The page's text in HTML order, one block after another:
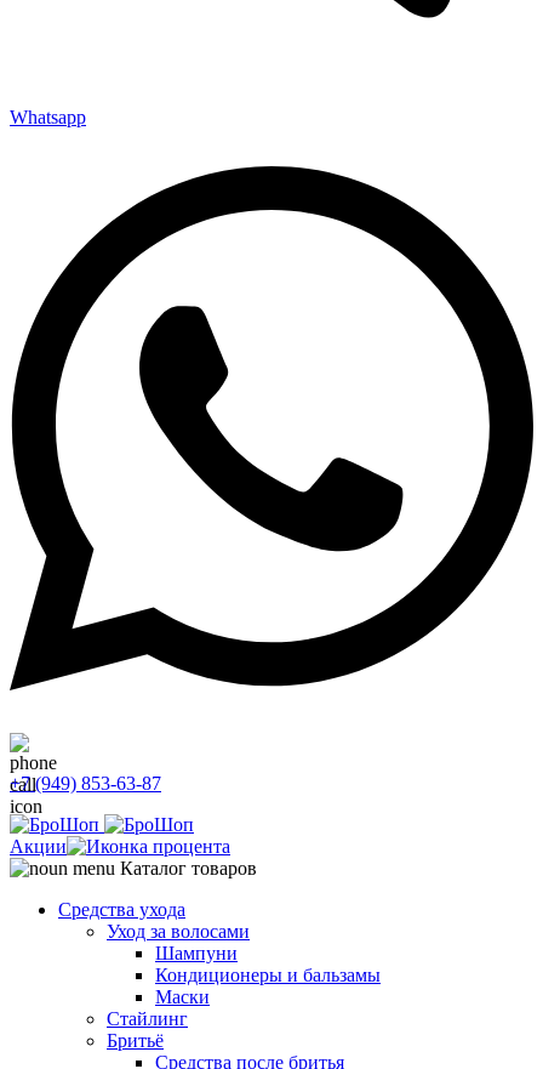
Whatsapp
+7 (949) 853-63-87
Акции
Каталог товаров
Средства ухода
Уход за волосами
Шампуни
Кондиционеры и бальзамы
Маски
Стайлинг
Бритьё
Средства после бритья